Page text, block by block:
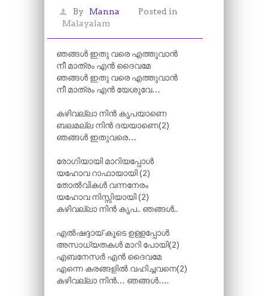
By Manna
Posted in
Malayalam
ഞങ്ങൾ ഇതു വരെ എത്തുവാൻ
നീ മാത്രം എൻ ദൈവമേ
ഞങ്ങൾ ഇതു വരെ എത്തുവാൻ
നീ മാത്രം എൻ യേശുവേ…
കഴിവല്ലാ നിൻ കൃപയാണെ
ബലമല്ല നിൻ ദയയാണെ(2)
ഞങ്ങൾ ഇതുവരെ…
രോഗിയായി മാറിയപ്പോൾ
യഹോവ റാഫായായി (2)
തോൽവികൾ വന്നനേരം
യഹോവ നിസ്സിയായി (2)
കഴിവല്ലാ നിൻ കൃപ.. ഞങ്ങൾ..
എൽഷദ്ദായ്‌ കൂടെ ഉള്ളപ്പോൾ
അസാധ്യതകൾ മാറി പോയി(2)
എബനേസർ എൻ ദൈവമേ
എന്നെ കരങ്ങളിൽ വഹിച്ചവനെ(2)
കഴിവല്ലാ നിൻ… ഞങ്ങൾ….